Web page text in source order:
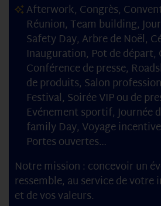
Afterwork, Congrès,
Réunion, Team building,
Safety Day, Arbre de Noël,
Inauguration, Pot de départ,
Conférence de presse,
de produits, Salon
Festival, Soirée VIP ou de
Evénement sportif, Journée
family Day, Voyage
Portes ouvertes…
Notre mission : concevoir un
ressemble, au service de votre
et de vos valeurs.